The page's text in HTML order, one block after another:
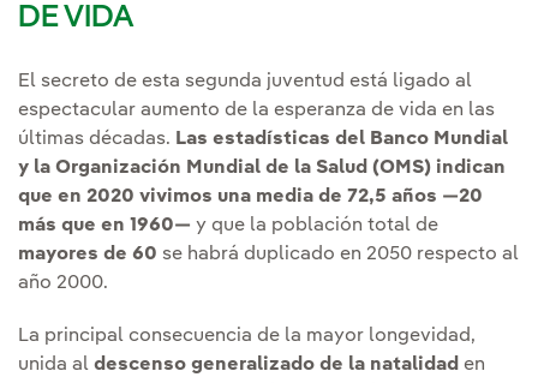
DE VIDA
El secreto de esta segunda juventud está ligado al
espectacular aumento de la esperanza de vida en las
últimas décadas. Las estadísticas del Banco Mundial
y la Organización Mundial de la Salud (OMS) indican
que en 2020 vivimos una media de 72,5 años —20
más que en 1960— y que la población total de
mayores de 60 se habrá duplicado en 2050 respecto al
año 2000.
La principal consecuencia de la mayor longevidad,
unida al descenso generalizado de la natalidad en